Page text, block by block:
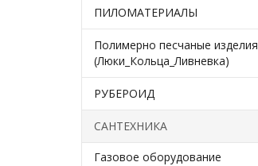
ПИЛОМАТЕРИАЛЫ
Полимерно песчаные изделия
(Люки_Кольца_Ливневка)
РУБЕРОИД
САНТЕХНИКА
Газовое оборудование